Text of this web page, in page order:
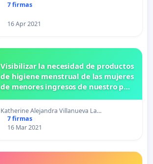
7 firmas
16 Apr 2021
Visibilizar la necesidad de productos
de higiene menstrual de las mujeres
de menores ingresos de nuestro país
gratuita y que a la vez sean
ecológicos y reutilizables
Katherine Alejandra Villanueva La…
7 firmas
16 Mar 2021